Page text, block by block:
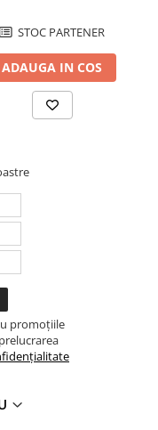
STOC PARTENER
ADAUGA IN COS
promoțiile